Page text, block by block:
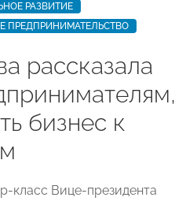
РАЗВИТИЕ
ПРЕДПРИНИМАТЕЛЬСТВО
рассказала
бизнес к
класс Вице-президента